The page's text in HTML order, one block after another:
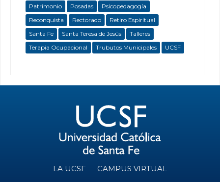
Patrimonio
Posadas
Psicopedagogía
Reconquista
Rectorado
Retiro Espiritual
Santa Fe
Santa Teresa de Jesús
Talleres
Terapia Ocupacional
Trubutos Municipales UCSF
LA UCSF CAMPUS VIRTUAL